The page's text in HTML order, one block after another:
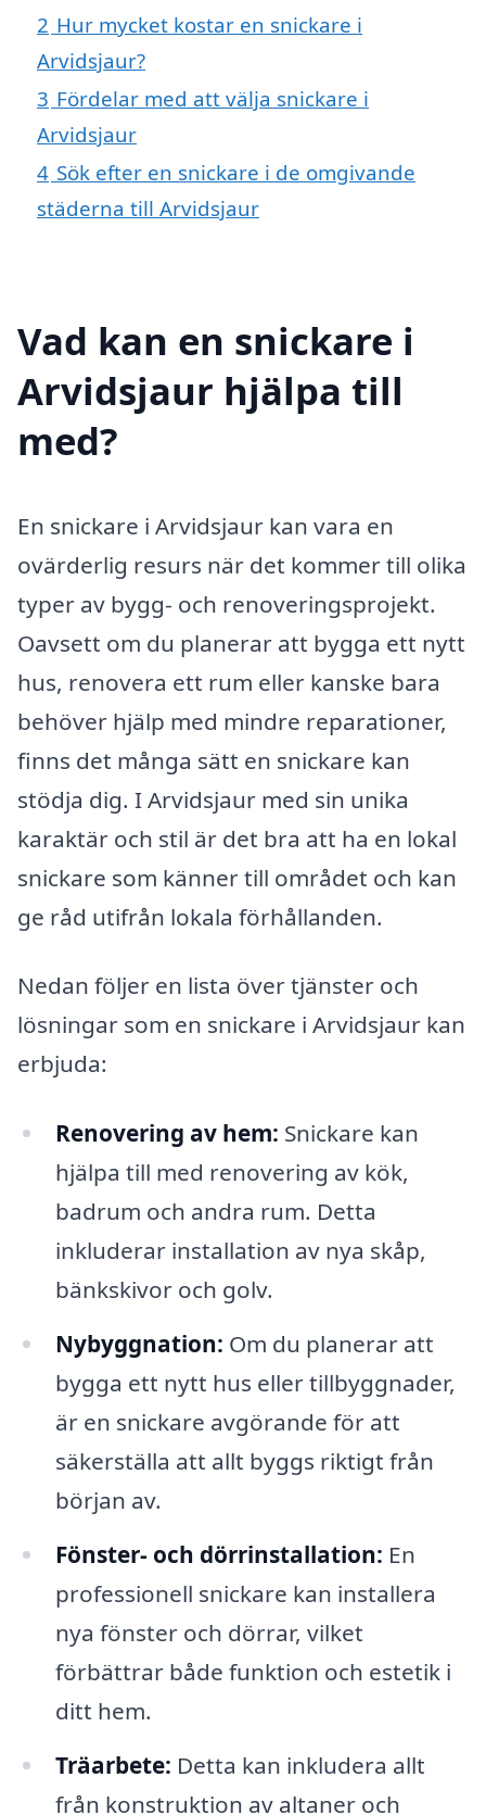
2 Hur mycket kostar en snickare i
Arvidsjaur?
3 Fördelar med att välja snickare i
Arvidsjaur
4 Sök efter en snickare i de omgivande
städerna till Arvidsjaur
Vad kan en snickare i
Arvidsjaur hjälpa till
med?
En snickare i Arvidsjaur kan vara en
ovärderlig resurs när det kommer till olika
typer av bygg- och renoveringsprojekt.
Oavsett om du planerar att bygga ett nytt
hus, renovera ett rum eller kanske bara
behöver hjälp med mindre reparationer,
finns det många sätt en snickare kan
stödja dig. I Arvidsjaur med sin unika
karaktär och stil är det bra att ha en lokal
snickare som känner till området och kan
ge råd utifrån lokala förhållanden.
Nedan följer en lista över tjänster och
lösningar som en snickare i Arvidsjaur kan
erbjuda:
Renovering av hem: Snickare kan
hjälpa till med renovering av kök,
badrum och andra rum. Detta
inkluderar installation av nya skåp,
bänkskivor och golv.
Nybyggnation: Om du planerar att
bygga ett nytt hus eller tillbyggnader,
är en snickare avgörande för att
säkerställa att allt byggs riktigt från
början av.
Fönster- och dörrinstallation: En
professionell snickare kan installera
nya fönster och dörrar, vilket
förbättrar både funktion och estetik i
ditt hem.
Träarbete: Detta kan inkludera allt
från konstruktion av altaner och